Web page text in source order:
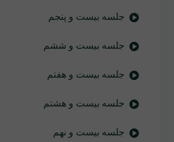
جلسه بیست و پنجم
جلسه بیست و ششم
جلسه بیست و هفتم
جلسه بیست و هشتم
جلسه بیست و نهم